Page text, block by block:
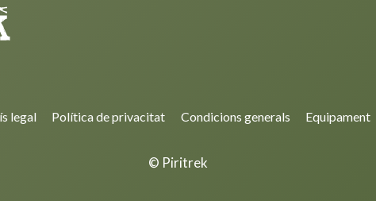
legal Política de privacitat Condicions generals Equipament
© Piritrek